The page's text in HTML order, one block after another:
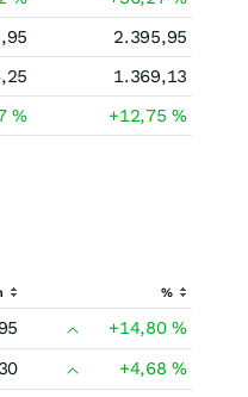
2.395,95
1.369,13
% +12,75%
%
+14,80%
+4,68%